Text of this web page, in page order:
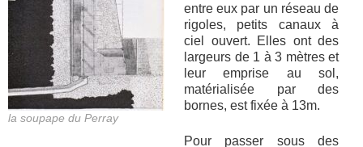
la soupape du Perray
entre eux par un réseau de
rigoles, petits canaux à
ciel ouvert. Elles ont des
largeurs de 1 à 3 mètres et
leur emprise au sol,
matérialisée par des
bornes, est fixée à 13m.
Pour passer sous des